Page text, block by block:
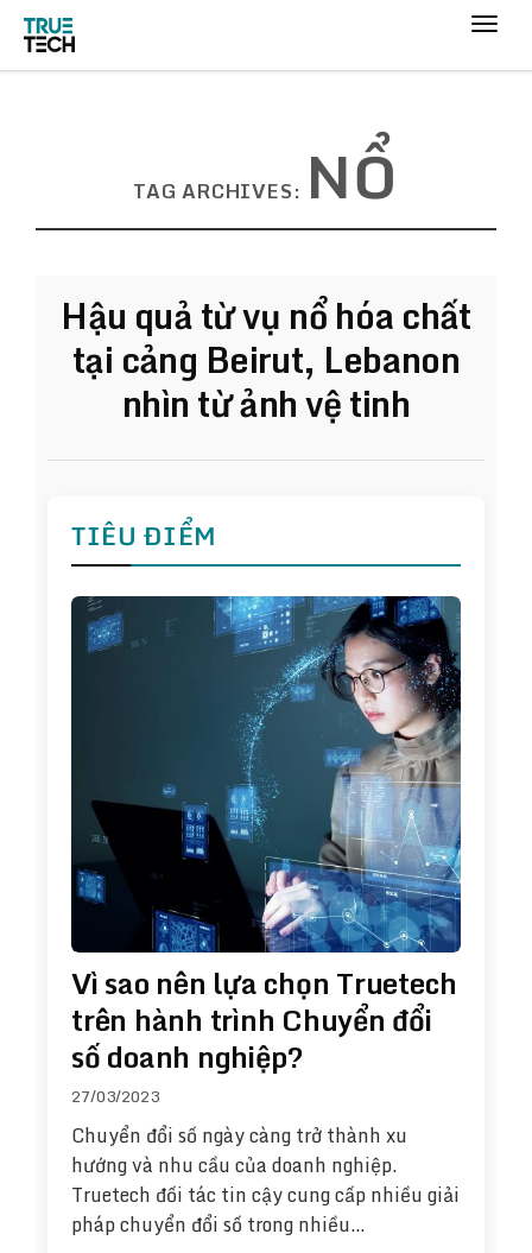
TAG ARCHIVES: NỔ
Hậu quả từ vụ nổ hóa chất
tại cảng Beirut, Lebanon
nhìn từ ảnh vệ tinh
TIÊU ĐIỂM
Vì sao nên lựa chọn Truetech
trên hành trình Chuyển đổi
số doanh nghiệp?
27/03/2023
Chuyển đổi số ngày càng trở thành xu
hướng và nhu cầu của doanh nghiệp.
Truetech đối tác tin cậy cung cấp nhiều giải
pháp chuyển đổi số trong nhiều…